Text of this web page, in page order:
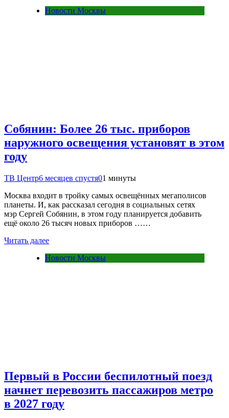
Новости Москвы
Собянин: Более 26 тыс. приборов
наружного освещения установят в этом
году
ТВ Центр6 месяцев спустя01 минуты
Москва входит в тройку самых освещённых мегаполисов
планеты. И, как рассказал сегодня в социальных сетях
мэр Сергей Собянин, в этом году планируется добавить
ещё около 26 тысяч новых приборов ……
Читать далее
Новости Москвы
Первый в России беспилотный поезд
начнет перевозить пассажиров метро
в 2027 году